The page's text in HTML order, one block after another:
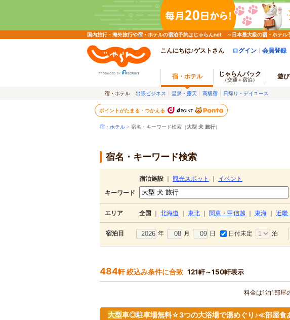
国内旅行・海外旅行や宿・ホテルの宿泊予約はじゃらんnet ～日本最大級の宿・ホテル
こんにちは♪ゲストさん ログイン 会員登録
宿・ホテル じゃらんパック
（交通＋宿泊） 遊
宿・ホテル 出張ビジネス 温泉・露天 高級宿 日帰り・デイユース
ポイントがたまる・つかえる
宿・ホテル > 宿名・キーワード検索（大型 犬 旅行）
宿名・キーワード検索
宿泊施設 観光スポット
イベント
キーワード
エリア 全国 北海道 東北 関東・甲信越 東海 近畿
宿泊日 年 月 日 日付未定 泊
484軒 絞込み条件に合致 121軒～150軒表示
料金は1泊1部屋
大型車◎駐車場無料☆3つの大浴場で湯めぐり♪≪部屋食